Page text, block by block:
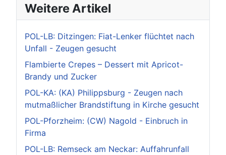
Weitere Artikel
POL-LB: Ditzingen: Fiat-Lenker flüchtet nach
Unfall - Zeugen gesucht
Flambierte Crepes – Dessert mit Apricot-
Brandy und Zucker
POL-KA: (KA) Philippsburg - Zeugen nach
mutmaßlicher Brandstiftung in Kirche gesucht
POL-Pforzheim: (CW) Nagold - Einbruch in
Firma
POL-LB: Remseck am Neckar: Auffahrunfall